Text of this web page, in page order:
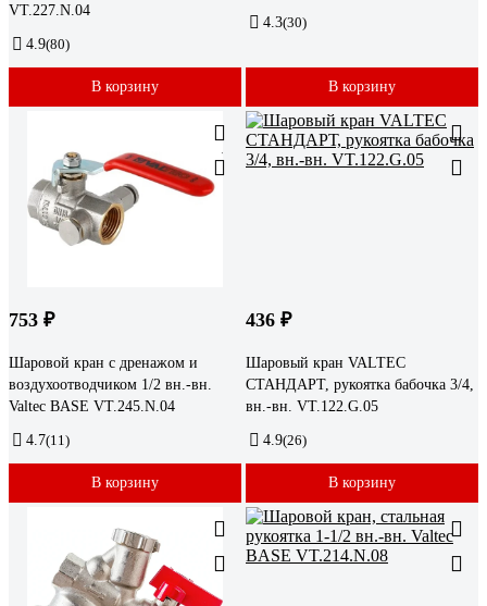
VT.227.N.04
4.9(80)
В корзину
4.3(30)
В корзину
753 ₽
Шаровой кран с дренажом и
воздухоотводчиком 1/2 вн.-вн.
Valtec BASE VT.245.N.04
4.7(11)
В корзину
436 ₽
Шаровый кран VALTEC
СТАНДАРТ, рукоятка бабочка 3/4,
вн.-вн. VT.122.G.05
4.9(26)
В корзину